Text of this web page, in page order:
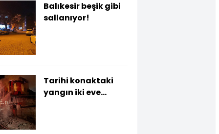
Balıkesir beşik gibi
sallanıyor!
Tarihi konaktaki
yangın iki eve